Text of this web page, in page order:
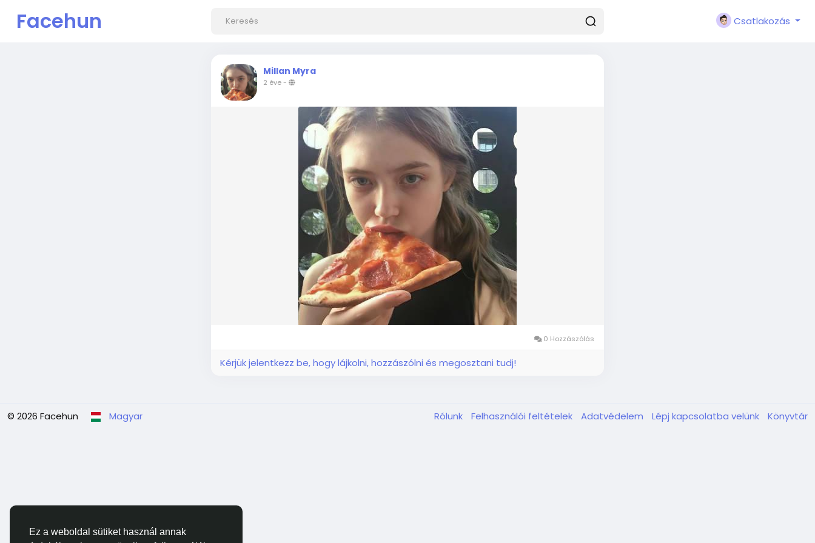
Ez a weboldal sütiket használ annak
Facehun Csatlakozás
Millan Myra
2 éve-
0 Hozzászólás
Kérjük jelentkezz be, hogy lájkolni, hozzászólni és megosztani tudj!
© 2026 Facehun Magyar Rólunk Felhasználói feltételek Adatvédelem Lépj kapcsolatba velünk Könyvtár